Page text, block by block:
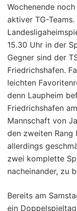
Wochenende
aktiver TG-
15.30 Uhr in der
Gegner sind der
Friedrichshafen.
leichten
denn Laupheim
Friedrichshafen
Mannschaft von
den zweiten
allerdings
zwei komplette
nacheinander, zu
Bereits am
ein